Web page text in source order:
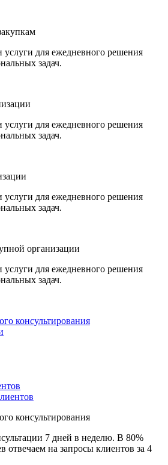
для ежедневного решения
задач.
для ежедневного решения
задач.
для ежедневного решения
задач.
организации
для ежедневного решения
задач.
консультирования
консультирования
7 дней в неделю. В 80%
отвечаем на запросы клиентов за 4